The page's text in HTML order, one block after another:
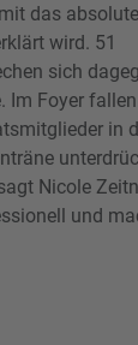
das
wird. 51
sich
Im Foyer
in
Nicole
und